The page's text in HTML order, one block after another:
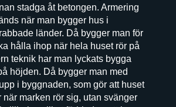
stadga åt betongen. Armering
när man bygger hus i
länder. Då bygger man för
hålla ihop när hela huset rör på
teknik har man lyckats bygga
höjden. Då bygger man med
i byggnaden, som gör att huset
när marken rör sig, utan svänger